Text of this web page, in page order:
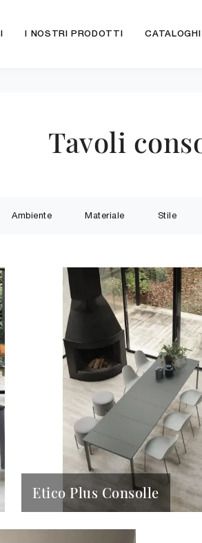
I NOSTRI PRODOTTI CATALOGHI
Tavoli
Ambiente Materiale Stile
Etico Plus Consolle